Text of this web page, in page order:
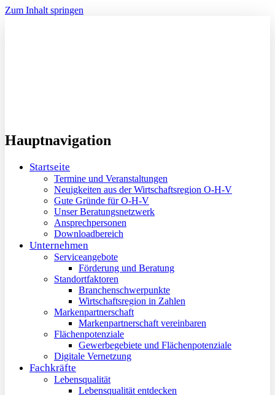
Zum Inhalt springen
Hauptnavigation
Startseite
Termine und Veranstaltungen
Neuigkeiten aus der Wirtschaftsregion O-H-V
Gute Gründe für O-H-V
Unser Beratungsnetzwerk
Ansprechpersonen
Downloadbereich
Unternehmen
Serviceangebote
Förderung und Beratung
Standortfaktoren
Branchenschwerpunkte
Wirtschaftsregion in Zahlen
Markenpartnerschaft
Markenpartnerschaft vereinbaren
Flächenpotenziale
Gewerbegebiete und Flächenpotenziale
Digitale Vernetzung
Fachkräfte
Lebensqualität
Lebensqualität entdecken